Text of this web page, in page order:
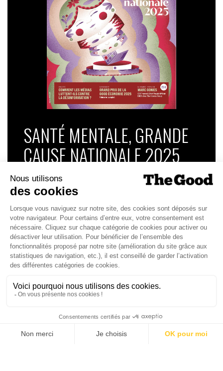
SANTÉ MENTALE, GRANDE
CAUSE NATIONALE 2025
Dans ce numéro, enquête : Comment les
médias luttent-ils contre la désinformation ? |
Palmarès complet du Grand Prix de la Good
Économie 2025 | La grande interview de Marc
Gomes, CEO France & Chief People Officer
EMEA chez The Adecco Group
J'ACHÈTE LE NUMÉRO
JE M'ABONNE 1 AN - 4 NUM.